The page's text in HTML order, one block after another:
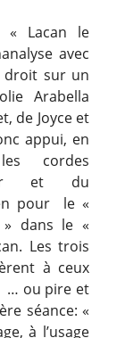
« Lacan le
avec
droit sur un
Arabella
de Joyce et
appui, en
cordes
et du
pour le «
» dans le «
Les trois
à ceux
… ou pire et
séance: «
à l’usage